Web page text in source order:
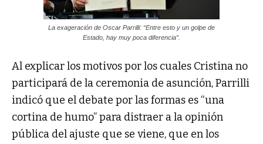
La exageración de Oscar Parrilli: “Entre esto y un golpe de
Estado, hay muy poca diferencia”.
Al explicar los motivos por los cuales Cristina no
participará de la ceremonia de asunción, Parrilli
indicó que el debate por las formas es “una
cortina de humo” para distraer a la opinión
pública del ajuste que se viene, que en los